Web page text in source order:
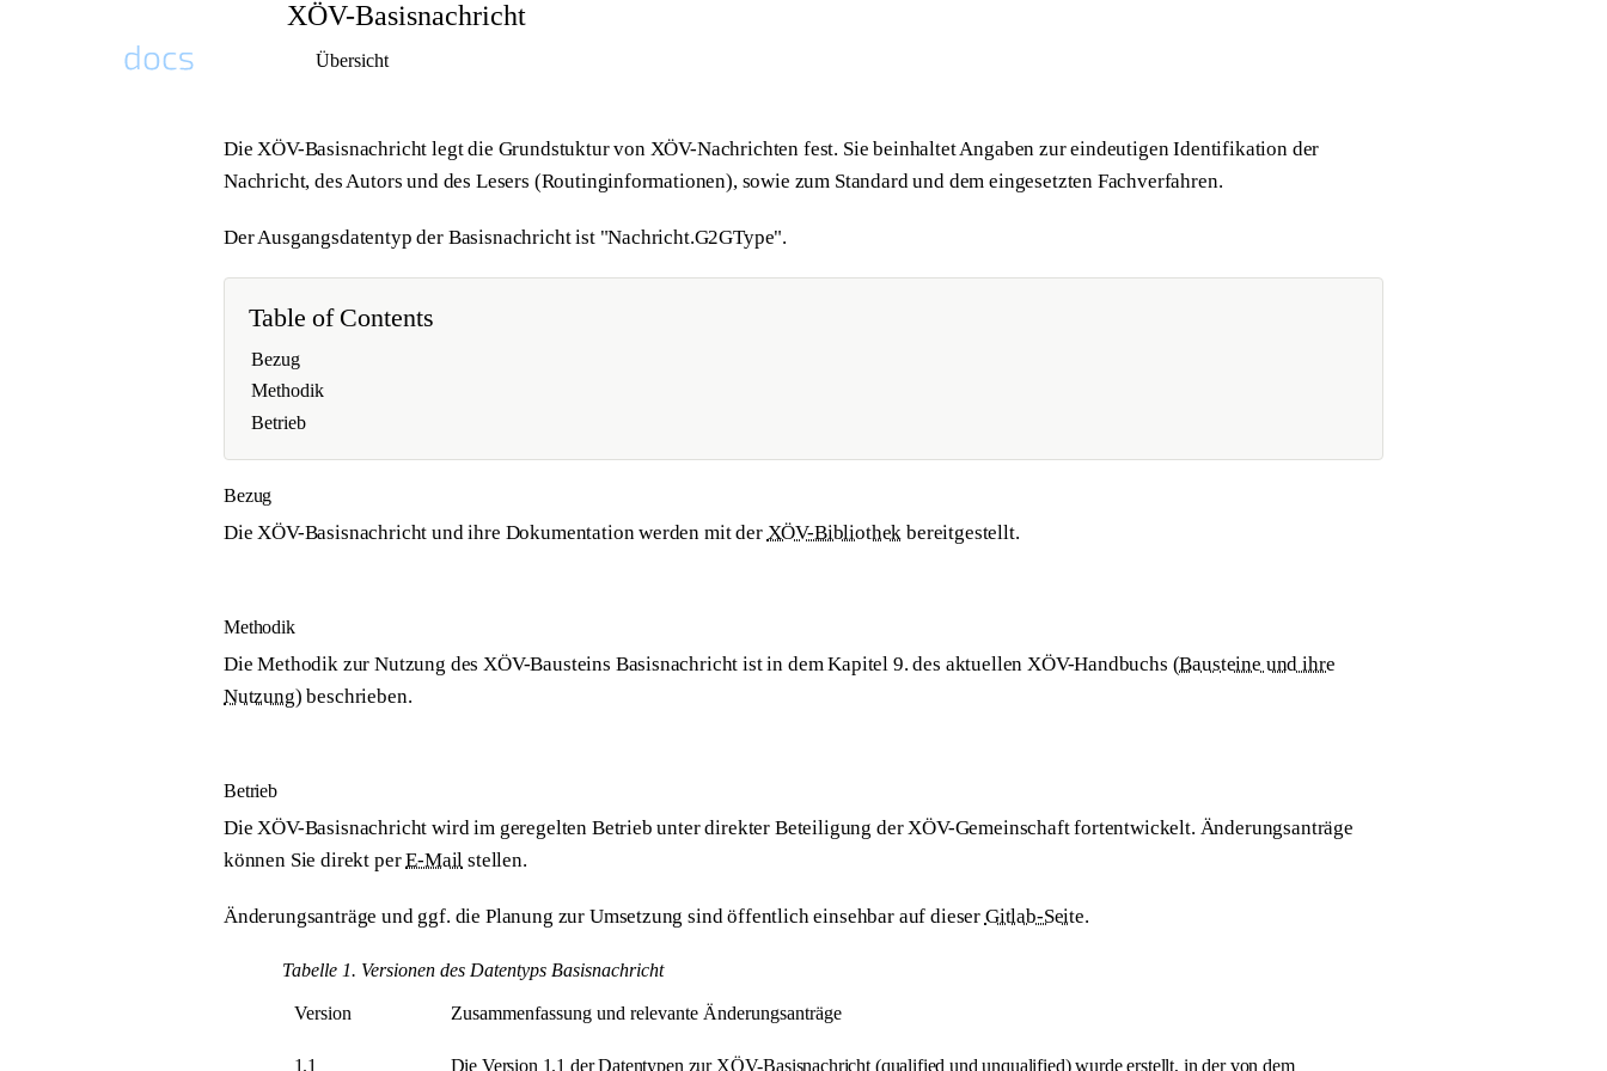
XÖV-Basisnachricht
Übersicht
Die XÖV-Basisnachricht legt die Grundstuktur von XÖV-Nachrichten fest. Sie beinhaltet Angaben zur eindeutigen Identifikation der
Nachricht, des Autors und des Lesers (Routinginformationen), sowie zum Standard und dem eingesetzten Fachverfahren.
Der Ausgangsdatentyp der Basisnachricht ist "Nachricht.G2GType".
Table of Contents
Bezug
Methodik
Betrieb
Bezug
Die XÖV-Basisnachricht und ihre Dokumentation werden mit der XÖV-Bibliothek bereitgestellt.
Methodik
Die Methodik zur Nutzung des XÖV-Bausteins Basisnachricht ist in dem Kapitel 9. des aktuellen XÖV-Handbuchs (Bausteine und ihre
Nutzung) beschrieben.
Betrieb
Die XÖV-Basisnachricht wird im geregelten Betrieb unter direkter Beteiligung der XÖV-Gemeinschaft fortentwickelt. Änderungsanträge
können Sie direkt perE-Mail stellen.
Änderungsanträge und ggf. die Planung zur Umsetzung sind öffentlich einsehbar auf dieser Gitlab-Seite.
Tabelle 1. Versionen des Datentyps Basisnachricht
Version Zusammenfassung und relevante Änderungsanträge
1.1 Die Version 1.1 der Datentypen zur XÖV-Basisnachricht (qualified und unqualified) wurde erstellt, in der von dem